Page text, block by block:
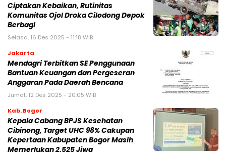
Ciptakan Kebaikan, Rutinitas
Komunitas Ojol Droka Cilodong Depok
Berbagi
Selasa, 16 Des 2025 - 11:18 WIB
Jakarta
Mendagri Terbitkan SE Penggunaan
Bantuan Keuangan dan Pergeseran
Anggaran Pada Daerah Bencana
Jumat, 12 Des 2025 - 20:05 WIB
Kab. Bogor
Kepala Cabang BPJS Kesehatan
Cibinong, Target UHC 98% Cakupan
Kepertaan Kabupaten Bogor Masih
Memerlukan 2.525 Jiwa